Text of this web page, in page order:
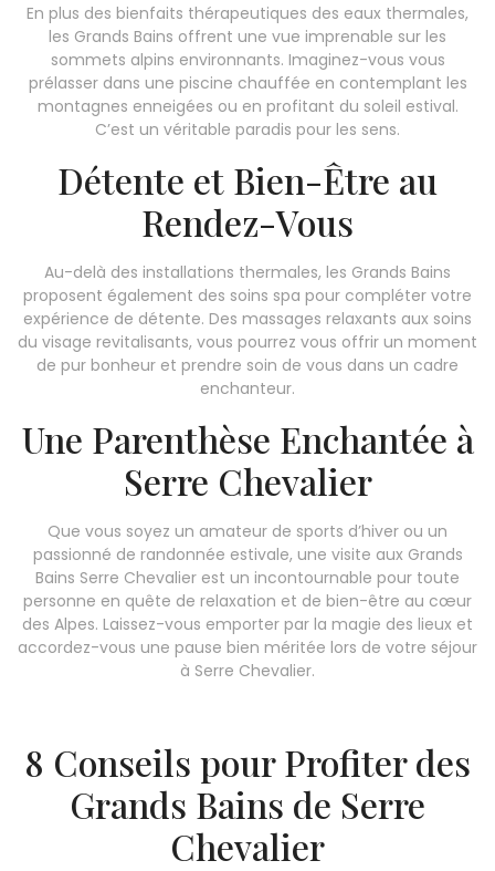
En plus des bienfaits thérapeutiques des eaux thermales,
les Grands Bains offrent une vue imprenable sur les
sommets alpins environnants. Imaginez-vous vous
prélasser dans une piscine chauffée en contemplant les
montagnes enneigées ou en profitant du soleil estival.
C’est un véritable paradis pour les sens.
Détente et Bien-Être au
Rendez-Vous
Au-delà des installations thermales, les Grands Bains
proposent également des soins spa pour compléter votre
expérience de détente. Des massages relaxants aux soins
du visage revitalisants, vous pourrez vous offrir un moment
de pur bonheur et prendre soin de vous dans un cadre
enchanteur.
Une Parenthèse Enchantée à
Serre Chevalier
Que vous soyez un amateur de sports d’hiver ou un
passionné de randonnée estivale, une visite aux Grands
Bains Serre Chevalier est un incontournable pour toute
personne en quête de relaxation et de bien-être au cœur
des Alpes. Laissez-vous emporter par la magie des lieux et
accordez-vous une pause bien méritée lors de votre séjour
à Serre Chevalier.
8 Conseils pour Profiter des
Grands Bains de Serre
Chevalier